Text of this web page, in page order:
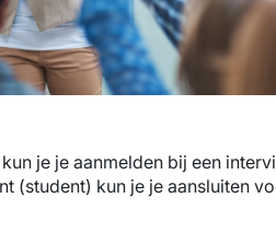
je je aanmelden bij een
(student) kun je je aansluiten